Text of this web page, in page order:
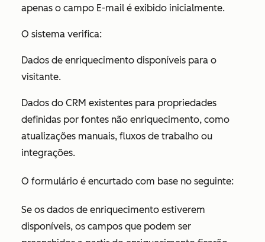
apenas o campo E-mail é exibido inicialmente.
O sistema verifica:
Dados de enriquecimento disponíveis para o
visitante.
Dados do CRM existentes para propriedades
definidas por fontes não enriquecimento, como
atualizações manuais, fluxos de trabalho ou
integrações.
O formulário é encurtado com base no seguinte:
Se os dados de enriquecimento estiverem
disponíveis, os campos que podem ser